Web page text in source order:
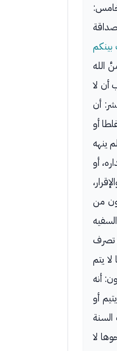
صداقة
الله
أن لا
أن
أو
لم ينهه
أو
من
تصرف
يتم
أنه
نعم إن كان -[١١٩]- المتصرف ولي يتيم أو
لا